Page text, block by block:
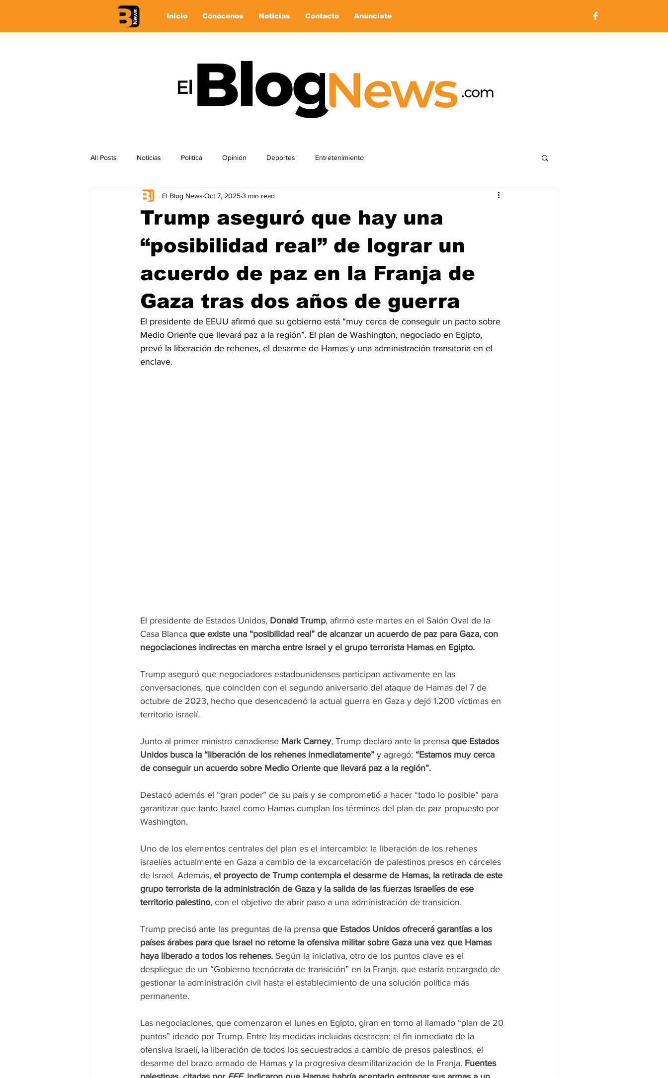
Inicio Conócenos Noticias Contacto Anunciate
All Posts Noticias Politica Opinión Deportes Entretenimiento
Trump aseguró que hay una
“posibilidad real” de lograr un
acuerdo de paz en la Franja de
Gaza tras dos años de guerra
El Blog News Oct 7, 20253 min read
El presidente de EEUU afirmó que su gobierno está “muy cerca de conseguir un pacto sobre
Medio Oriente que llevará paz a la región”. El plan de Washington, negociado en Egipto,
prevé la liberación de rehenes, el desarme de Hamas y una administración transitoria en el
enclave.
El presidente de Estados Unidos, Donald Trump, afirmó este martes en el Salón Oval de la
Casa Blanca que existe una “posibilidad real” de alcanzar un acuerdo de paz para Gaza, con
negociaciones indirectas en marcha entre Israel y el grupo terrorista Hamas en Egipto.
Trump aseguró que negociadores estadounidenses participan activamente en las
conversaciones, que coinciden con el segundo aniversario del ataque de Hamas del 7 de
octubre de 2023, hecho que desencadenó la actual guerra en Gaza y dejó 1.200 víctimas en
territorio israelí.
Junto al primer ministro canadiense Mark Carney, Trump declaró ante la prensa que Estados
Unidos busca la “liberación de los rehenes inmediatamente” y agregó: “Estamos muy cerca
de conseguir un acuerdo sobre Medio Oriente que llevará paz a la región”.
Destacó además el “gran poder” de su país y se comprometió a hacer “todo lo posible” para
garantizar que tanto Israel como Hamas cumplan los términos del plan de paz propuesto por
Washington.
Uno de los elementos centrales del plan es el intercambio: la liberación de los rehenes
israelíes actualmente en Gaza a cambio de la excarcelación de palestinos presos en cárceles
de Israel. Además, el proyecto de Trump contempla el desarme de Hamas, la retirada de este
grupo terrorista de la administración de Gaza y la salida de las fuerzas israelíes de ese
territorio palestino, con el objetivo de abrir paso a una administración de transición.
Trump precisó ante las preguntas de la prensa que Estados Unidos ofrecerá garantías a los
países árabes para que Israel no retome la ofensiva militar sobre Gaza una vez que Hamas
haya liberado a todos los rehenes. Según la iniciativa, otro de los puntos clave es el
despliegue de un “Gobierno tecnócrata de transición” en la Franja, que estaría encargado de
gestionar la administración civil hasta el establecimiento de una solución política más
permanente.
Las negociaciones, que comenzaron el lunes en Egipto, giran en torno al llamado “plan de 20
puntos” ideado por Trump. Entre las medidas incluidas destacan: el fin inmediato de la
ofensiva israelí, la liberación de todos los secuestrados a cambio de presos palestinos, el
desarme del brazo armado de Hamas y la progresiva desmilitarización de la Franja. Fuentes